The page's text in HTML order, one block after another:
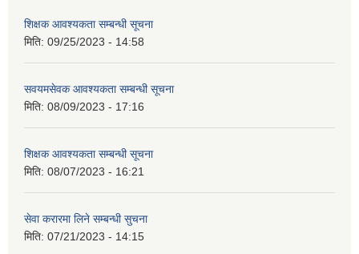
शिक्षक आवश्यकता सम्बन्धी सूचना
मिति: 09/25/2023 - 14:58
सवयमसेवक आवश्यकता सम्बन्धी सूचना
मिति: 08/09/2023 - 17:16
शिक्षक आवश्यकता सम्बन्धी सूचना
मिति: 08/07/2023 - 16:21
सेवा करारमा लिने सम्बन्धी सुचना
मिति: 07/21/2023 - 14:15